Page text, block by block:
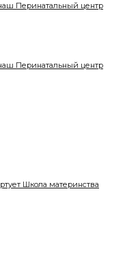
Перинатальный центр
Перинатальный центр
Школа материнства